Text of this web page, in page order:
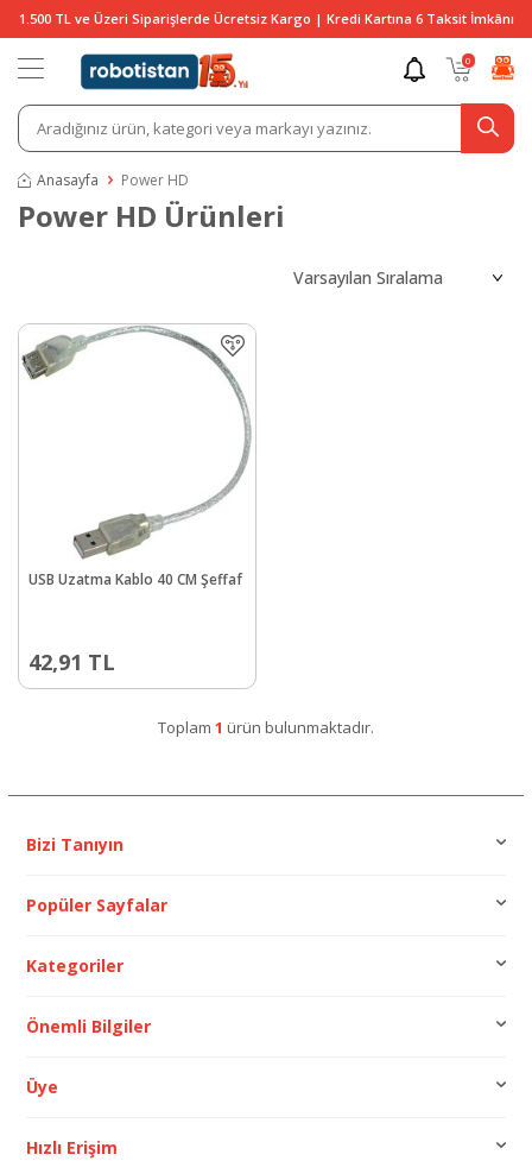
1.500 TL ve Üzeri Siparişlerde Ücretsiz Kargo | Kredi Kartına 6 Taksit İmkânı
0
Anasayfa Power HD
Power HD Ürünleri
USB Uzatma Kablo 40 CM Şeffaf
42,91 TL
Toplam 1 ürün bulunmaktadır.
Bizi Tanıyın
Popüler Sayfalar
Kategoriler
Önemli Bilgiler
Üye
Hızlı Erişim